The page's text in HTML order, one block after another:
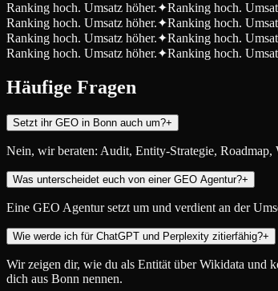
Ranking hoch. Umsatz höher.✦Ranking hoch.
Ranking hoch. Umsatz höher.✦Ranking hoch.
Ranking hoch. Umsatz höher.✦Ranking hoch.
Ranking hoch. Umsatz höher.✦Ranking hoch.
Häufige Fragen
Setzt ihr GEO in Bonn auch um?+
Nein, wir beraten: Audit, Entity-Strategie,
Was unterscheidet euch von einer GEO Agentur?+
Eine GEO Agentur setzt um und verdient an der
Wie werde ich für ChatGPT und Perplexity zitierfähig?+
Wir zeigen dir, wie du als Entität über Wikidata und
dich aus Bonn nennen.